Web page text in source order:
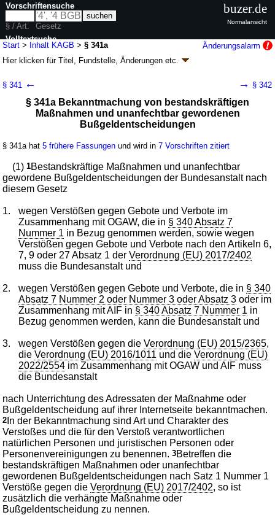
Start > Inhalt KAGB >§ 341a
Änderungsalarm
Hier klicken fürTitel, Fundstelle, Änderungen etc.
Artikel 3 G. v. 09.04.2026BGBl. 2026 I Nr. 97
Geltung ab 22.07.2013; FNA: 7612-3Investmentwesen
63 weitere Fassungen | Drucksachen / Entwurf / Begründung
Abschnitt 1 Straf- und Bußgeldvorschriften
§ 341 ← → § 342
§ 341a Bekanntmachung von bestandskräftigen
Maßnahmen und unanfechtbar gewordenen
Bußgeldentscheidungen
§ 341a hat5 frühere Fassungen und wird in7 Vorschriften zitiert
(1)1Bestandskräftige Maßnahmen und unanfechtbar
gewordene Bußgeldentscheidungen der Bundesanstalt nach
diesem Gesetz
1.
wegen Verstößen gegen Gebote und Verbote im
Zusammenhang mit OGAW, die in § 340 Absatz 7
Nummer 1 in Bezug genommen werden, sowie wegen
Verstößen gegen Gebote und Verbote nach den Artikeln 6,
7, 9 oder 27 Absatz 1 derVerordnung (EU) 2017/2402
muss die Bundesanstalt und
2. wegen Verstößen gegen Gebote und Verbote, die in § 340
Absatz 7 Nummer 2 oder Nummer 3 oder Absatz 3 oder im
Zusammenhang mit AIF in § 340 Absatz 7 Nummer 1 in
Bezug genommen werden, kann die Bundesanstalt und
3. wegen Verstößen gegen dieVerordnung (EU) 2015/2365,
dieVerordnung (EU) 2016/1011 und dieVerordnung (EU)
2022/2554 im Zusammenhang mit OGAW und AIF muss
die Bundesanstalt
nach Unterrichtung des Adressaten der Maßnahme oder
Bußgeldentscheidung auf ihrer Internetseite bekanntmachen.
2 In der Bekanntmachung sind Art und Charakter des
Verstoßes und die für den Verstoß verantwortlichen
natürlichen Personen und juristischen Personen oder
Personenvereinigungen zu benennen.3Betreffen die
bestandskräftigen Maßnahmen oder unanfechtbar
gewordenen Bußgeldentscheidungen nach Satz 1 Nummer 1
Verstöße gegen dieVerordnung (EU) 2017/2402, so ist
zusätzlich die verhängte Maßnahme oder
Bußgeldentscheidung zu nennen.
Vorschriftensuche
§ / Art.
Gesetz
Volltextsuche
nur in KAGB
buzer.de
Normalansicht